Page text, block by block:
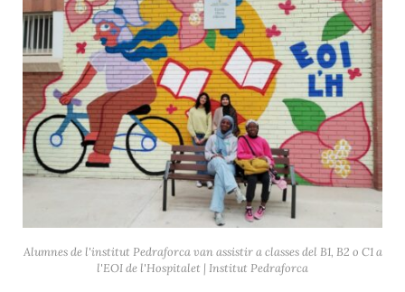
Alumnes de l'institut Pedraforca van assistir a classes del B1, B2 o C1 a
l'EOI de l'Hospitalet | Institut Pedraforca